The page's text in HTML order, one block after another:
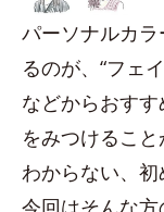
パーソナルカ
るのが、“フェ
などからおす
をみつけるこ
わからない、初
今回はそんな